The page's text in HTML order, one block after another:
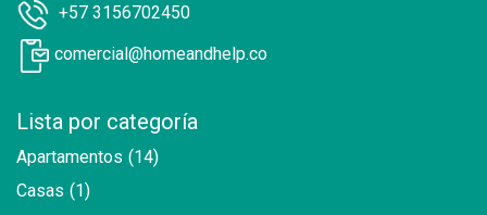
+57 3156702450
comercial@homeandhelp.co
Lista por categoría
Apartamentos (14)
Casas (1)